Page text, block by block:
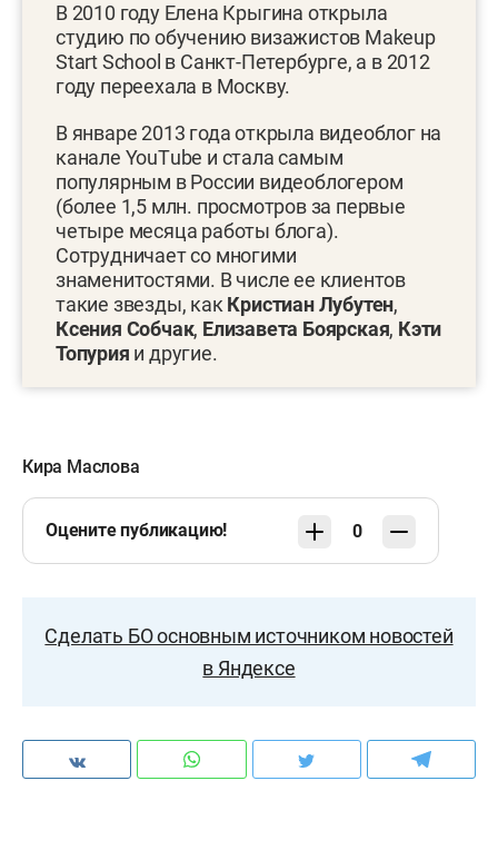
В 2010 году Елена Крыгина открыла
студию по обучению визажистов Makeup
Start School в Санкт-Петербурге, а в 2012
году переехала в Москву.
В январе 2013 года открыла видеоблог на
канале YouТube и стала самым
популярным в России видеоблогером
(более 1,5 млн. просмотров за первые
четыре месяца работы блога).
Сотрудничает со многими
знаменитостями. В числе ее клиентов
такие звезды, как Кристиан Лубутен,
Ксения Собчак, Елизавета Боярская, Кэти
Топурия и другие.
Кира Маслова
Оцените публикацию! 0
Сделать БО основным источником новостей
в Яндексе